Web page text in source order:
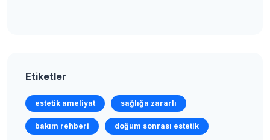
Etiketler
estetik ameliyat sağlığa zararlı
bakım rehberi doğum sonrası estetik